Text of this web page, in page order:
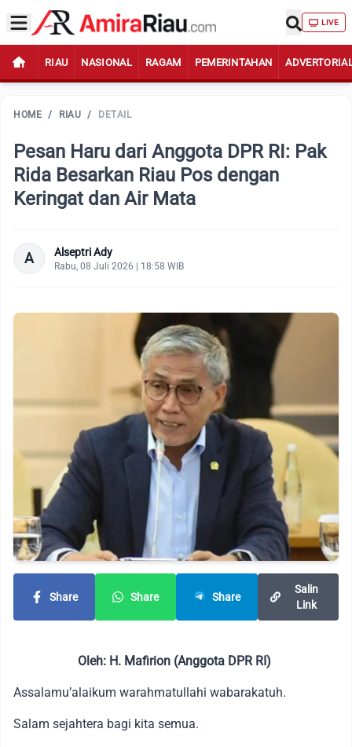
LIVE
RIAU NASIONAL RAGAM PEMERINTAHAN
HOME / RIAU / DETAIL
Pesan Haru dari Anggota DPR RI: Pak
Rida Besarkan Riau Pos dengan
Keringat dan Air Mata
A Alseptri Ady
Rabu, 08 Juli 2026 | 18:58 WIB
Share Share Share
Salin
Link
Oleh: H. Mafirion (Anggota DPR RI)
Assalamu’alaikum warahmatullahi wabarakatuh.
Salam sejahtera bagi kita semua.